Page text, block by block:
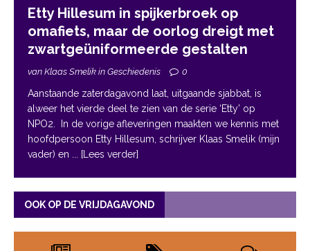
Etty Hillesum in spijkerbroek op
omafiets, maar de oorlog dreigt met
zwartgeüniformeerde gestalten
van Klaas Smelik in Geschiedenis 0
Aanstaande zaterdagavond laat, uitgaande sjabbat, is
alweer het vierde deel te zien van de serie ‘Etty’ op
NPO2. In de vorige afleveringen maakten we kennis met
hoofdpersoon Etty Hillesum, schrijver Klaas Smelik (mijn
vader) en
... [Lees verder]
OOK OP DE VRIJDAGAVOND